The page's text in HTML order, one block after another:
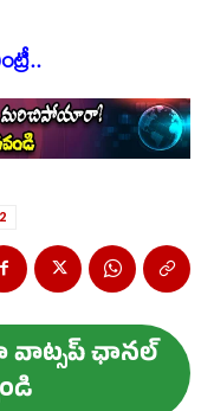
వాట్స‌ప్ ఛాన‌ల్